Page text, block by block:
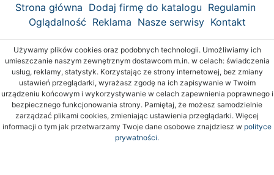
Strona główna Dodaj firmę do katalogu Regulamin
Oglądalność Reklama Nasze serwisy Kontakt
Używamy plików cookies oraz podobnych technologii. Umożliwiamy ich
umieszczanie naszym zewnętrznym dostawcom m.in. w celach: świadczenia
usług, reklamy, statystyk. Korzystając ze strony internetowej, bez zmiany
ustawień przeglądarki, wyrażasz zgodę na ich zapisywanie w Twoim
urządzeniu końcowym i wykorzystywanie w celach zapewnienia poprawnego i
bezpiecznego funkcjonowania strony. Pamiętaj, że możesz samodzielnie
zarządzać plikami cookies, zmieniając ustawienia przeglądarki. Więcej
informacji o tym jak przetwarzamy Twoje dane osobowe znajdziesz w polityce
prywatności.